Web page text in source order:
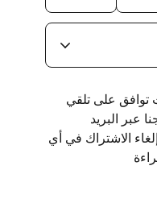
أنت توافق على تلقي
عبر البريد
الاشتراك في أي